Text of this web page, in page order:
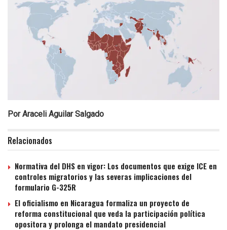
Por Araceli Aguilar Salgado
Relacionados
Normativa del DHS en vigor: Los documentos que exige ICE en
controles migratorios y las severas implicaciones del
formulario G-325R
El oficialismo en Nicaragua formaliza un proyecto de
reforma constitucional que veda la participación política
opositora y prolonga el mandato presidencial